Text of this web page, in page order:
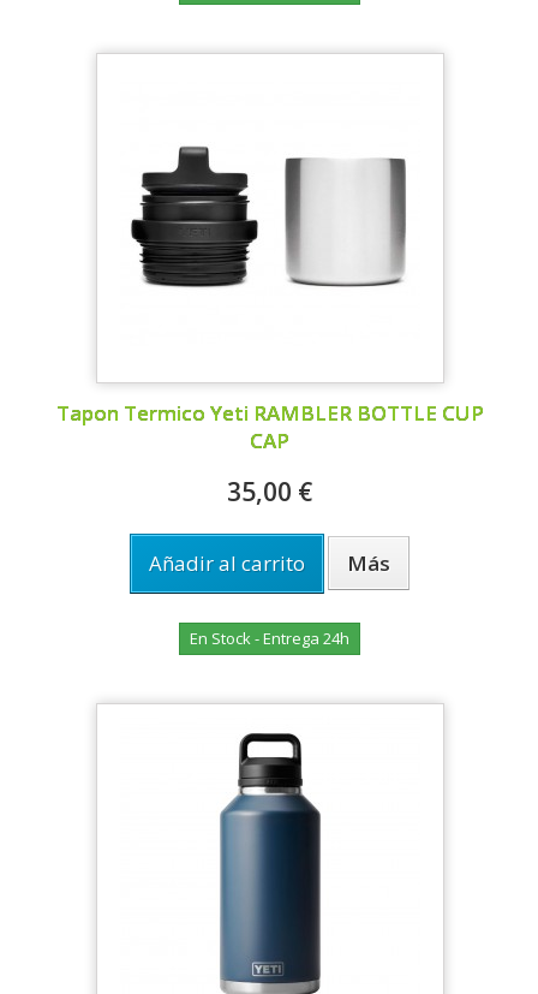
Tapon Termico Yeti RAMBLER BOTTLE CUP
CAP
35,00 €
Añadir al carrito Más
En Stock - Entrega 24h